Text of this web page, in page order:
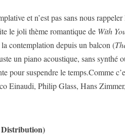
et n’est pas sans nous
le joli thème romantique de With
la contemplation depuis un balcon (
un piano acoustique, sans synthé
pour suspendre le temps.Comme
Einaudi, Philip Glass, Hans